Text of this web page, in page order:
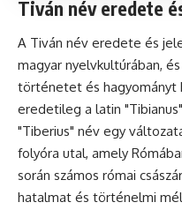
Tiván név eredete
A Tiván név eredete és
magyar nyelvkultúrában,
történetet és hagyományt
eredetileg a latin
"Tiberius" név egy
folyóra utal, amely
során számos római
hatalmat és történelmi